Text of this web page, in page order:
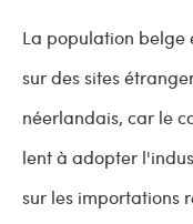
La population belge
sur des sites
néerlandais, car le
lent à adopter
sur les importations